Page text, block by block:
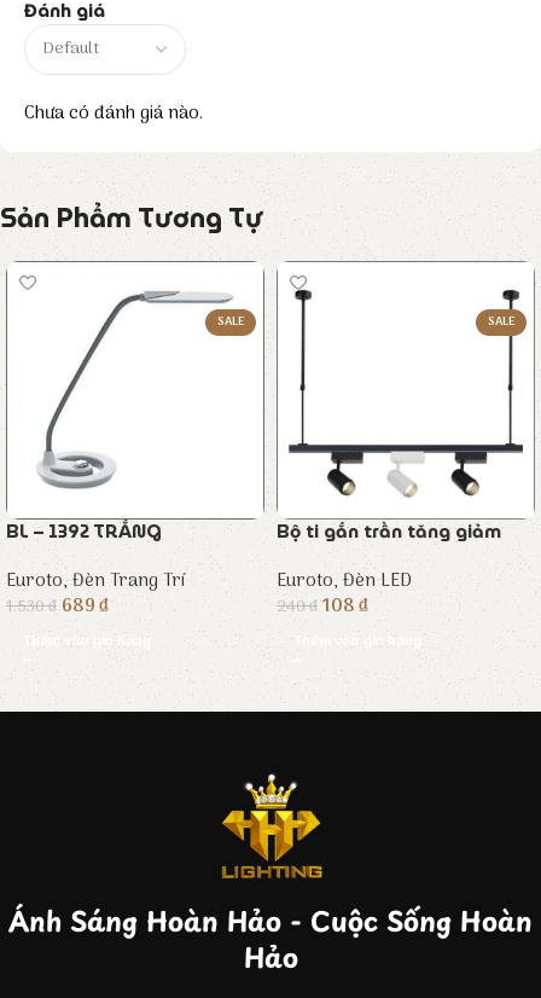
Đánh giá
Chưa có đánh giá nào.
Sản Phẩm Tương Tự
SALE
BL – 1392 TRẮNG
Euroto,Đèn Trang Trí
1.530₫ 689₫
Thêm vào giỏ hàng
SALE
Bộ ti gắn trần tăng giảm
Euroto,Đèn LED
240₫108₫
Thêm vào giỏ hàng
Ánh Sáng Hoàn Hảo - Cuộc Sống Hoàn
Hảo